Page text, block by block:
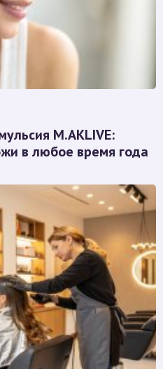
M.AKLIVE:
в любое время года